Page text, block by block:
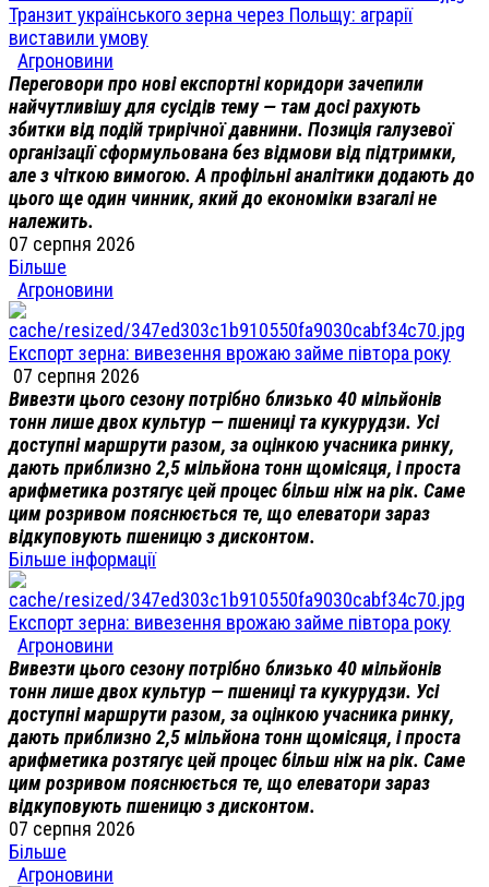
Транзит українського зерна через Польщу: аграрії
виставили умову
Агроновини
Переговори про нові експортні коридори зачепили
найчутливішу для сусідів тему — там досі рахують
збитки від подій трирічної давнини. Позиція галузевої
організації сформульована без відмови від підтримки,
але з чіткою вимогою. А профільні аналітики додають до
цього ще один чинник, який до економіки взагалі не
належить.
07 серпня 2026
Більше
Агроновини
Експорт зерна: вивезення врожаю займе півтора року
07 серпня 2026
Вивезти цього сезону потрібно близько 40 мільйонів
тонн лише двох культур — пшениці та кукурудзи. Усі
доступні маршрути разом, за оцінкою учасника ринку,
дають приблизно 2,5 мільйона тонн щомісяця, і проста
арифметика розтягує цей процес більш ніж на рік. Саме
цим розривом пояснюється те, що елеватори зараз
відкуповують пшеницю з дисконтом.
Більше інформації
Експорт зерна: вивезення врожаю займе півтора року
Агроновини
Вивезти цього сезону потрібно близько 40 мільйонів
тонн лише двох культур — пшениці та кукурудзи. Усі
доступні маршрути разом, за оцінкою учасника ринку,
дають приблизно 2,5 мільйона тонн щомісяця, і проста
арифметика розтягує цей процес більш ніж на рік. Саме
цим розривом пояснюється те, що елеватори зараз
відкуповують пшеницю з дисконтом.
07 серпня 2026
Більше
Агроновини